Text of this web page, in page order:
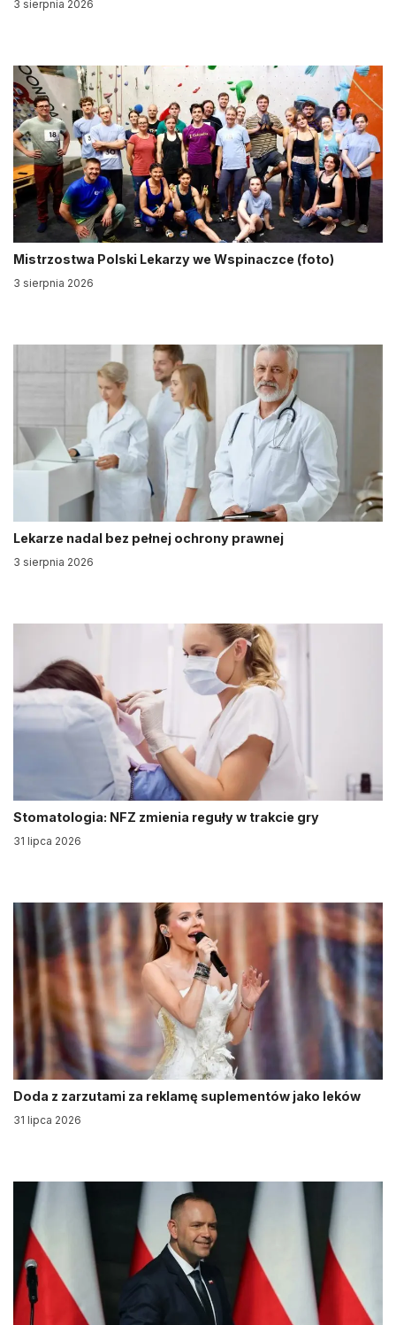
3 sierpnia 2026
Mistrzostwa Polski Lekarzy we Wspinaczce (foto)
3 sierpnia 2026
Lekarze nadal bez pełnej ochrony prawnej
3 sierpnia 2026
Stomatologia: NFZ zmienia reguły w trakcie gry
31 lipca 2026
Doda z zarzutami za reklamę suplementów jako leków
31 lipca 2026